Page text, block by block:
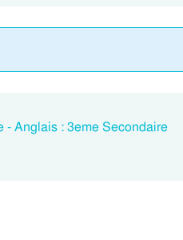
- Anglais : 3eme Secondaire